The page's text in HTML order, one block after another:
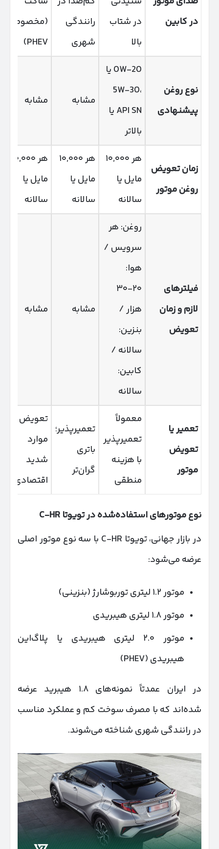
در کابین
در شتاب
بالا
رانندگی
شهری
(مخصوصاً
PHEV)
نوع روغن
پیشنهادی
0W-20 یا
5W-30،
API SN یا
بالاتر
مشابه مشابه
زمان تعویض
روغن موتور
هر ۱۰,۰۰۰
مایل یا
سالانه
هر ۱۰,۰۰۰
مایل یا
سالانه
هر ۱۰,۰۰۰
مایل یا
سالانه
فیلترهای
لازم و زمان
تعویض
روغن: هر
سرویس /
هوا:
۲۰-۳۰
هزار /
بنزین:
سالانه /
کابین:
سالانه
مشابه مشابه
تعمیر یا
تعویض
موتور
معمولاً
تعمیرپذیر
با هزینه
منطقی
تعمیرپذیر؛
باتری
گران‌تر
تعویض در
موارد
شدید
اقتصادی‌تر
نوع موتورهای استفاده‌شده در تویوتا
در بازار جهانی، تویوتا C-HR با سه نوع موتور اصلی
عرضه می‌شود:
موتور ۱.۲ لیتری توربوشارژ (بنزینی)
موتور ۱.۸ لیتری هیبریدی
موتور ۲.۰ لیتری هیبریدی یا پلاگ‌این
هیبریدی (PHEV)
در ایران عمدتاً نمونه‌های ۱.۸ هیبرید عرضه
شده‌اند که با مصرف سوخت کم و عملکرد مناسب
در رانندگی شهری شناخته می‌شوند.